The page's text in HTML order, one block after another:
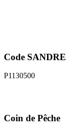
Code SANDRE
P1130500
Coin de Pêche